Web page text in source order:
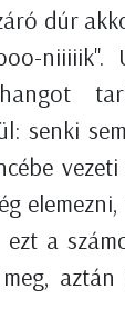
dúr
senki
a